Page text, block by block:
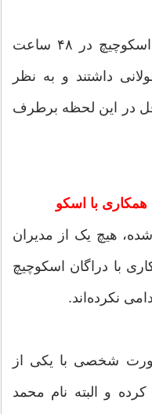
البته شجاع خلیل‌زاده و دراگان اسکوچیچ در ۴۸ ساعت
داشتند و به نظر
در این لحظه برطرف
همکاری با اسکو
هیچ یک از مدیران
با دراگان اسکوچیچ
نکرده‌اند.
شخصی با یکی از
و البته نام محمد